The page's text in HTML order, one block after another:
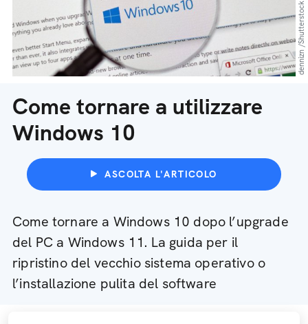
Come tornare a utilizzare
Windows 10
ASCOLTA L'ARTICOLO
Come tornare a Windows 10 dopo l’upgrade
del PC a Windows 11. La guida per il
ripristino del vecchio sistema operativo o
l’installazione pulita del software
dennizn /Shutterstock